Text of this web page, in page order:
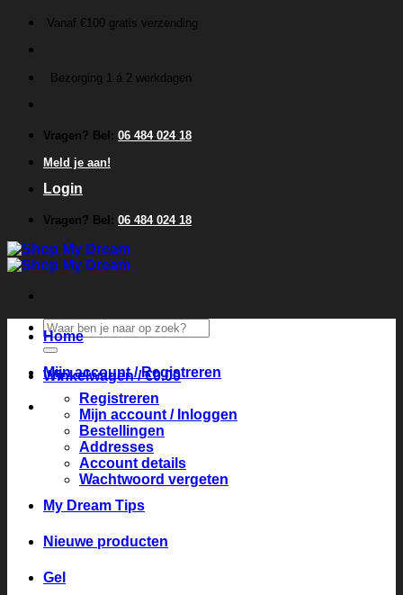
inhoud
Vanaf €100 gratis verzending
Bezorging 1 á 2 werkdagen
Vragen? Bel: 06 484 024 18
Meld je aan!
Login
Vragen? Bel: 06 484 024 18
Zoeken
naar:
Winkelwagen /€0.00
Home
Mijn account / Registreren
Registreren
Mijn account / Inloggen
Bestellingen
Addresses
Account details
Wachtwoord vergeten
My Dream Tips
Nieuwe producten
Gel